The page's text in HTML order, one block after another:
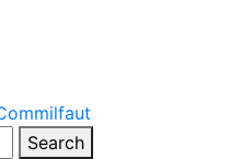
Search